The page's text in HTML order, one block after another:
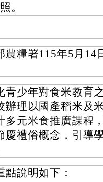
。
農糧署115年5月14
青少年對食米教育
辦理以國產稻米及
多元米食推廣課程
慶禮俗概念，引導
點說明如下：